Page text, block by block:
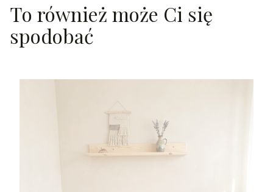
To również może Ci się
spodobać